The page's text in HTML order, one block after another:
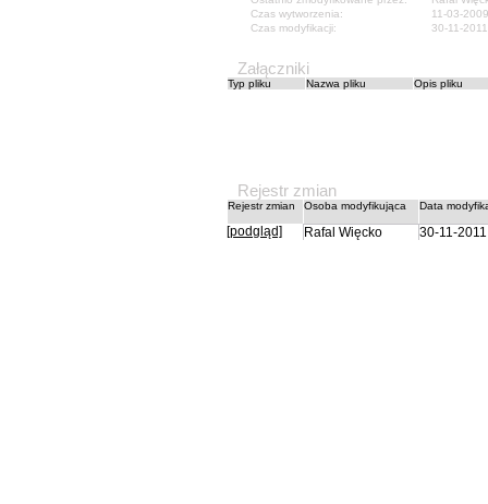
Czas wytworzenia:
11-03-
Czas modyfikacji:
30-11-
Załączniki
Typ pliku Nazwa pliku Opis pliku
Rejestr zmian
Rejestr zmian Osoba modyfikująca Data
[podgląd] Rafal Więcko 30-11-